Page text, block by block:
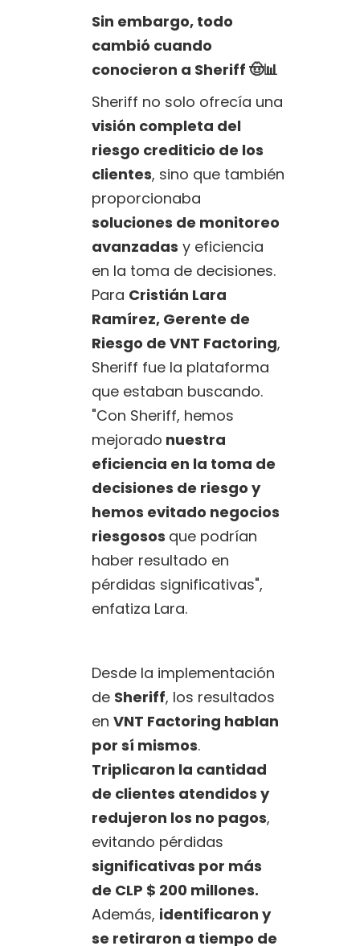
Sin embargo, todo
cambió cuando
conocieron a Sheriff 🤠📊
Sheriff no solo ofrecía una
visión completa del
riesgo crediticio de los
clientes, sino que también
proporcionaba
soluciones de monitoreo
avanzadas y eficiencia
en la toma de decisiones.
Para Cristián Lara
Ramírez, Gerente de
Riesgo de VNT Factoring,
Sheriff fue la plataforma
que estaban buscando.
"Con Sheriff, hemos
mejorado nuestra
eficiencia en la toma de
decisiones de riesgo y
hemos evitado negocios
riesgosos que podrían
haber resultado en
pérdidas significativas",
enfatiza Lara.
Desde la implementación
de Sheriff, los resultados
en VNT Factoring hablan
por sí mismos.
Triplicaron la cantidad
de clientes atendidos y
redujeron los no pagos,
evitando pérdidas
significativas por más
de CLP $ 200 millones.
Además, identificaron y
se retiraron a tiempo de